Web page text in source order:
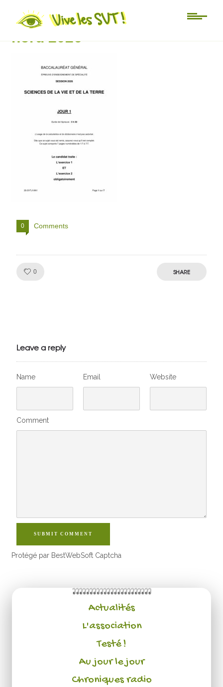
Sujet spé SVT amérique du
nord 2026
0 Comments
0 SHARE
Leave a reply
Name Email Website
Comment
SUBMIT COMMENT
Protégé par BestWebSoft Captcha
Actualités
L'association
Testé !
Au jour le jour
Chroniques radio